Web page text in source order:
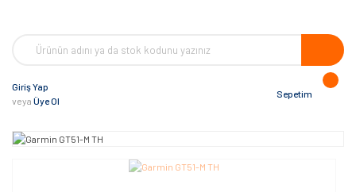
Giriş Yap
veya Üye Ol
Sepetim